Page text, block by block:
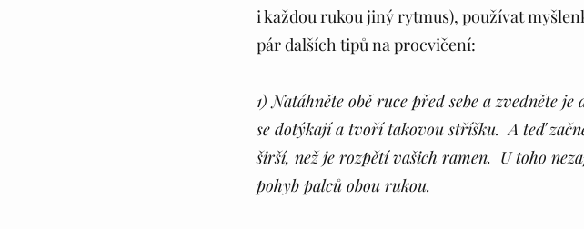
i každou rukou jiný rytmus), používat
pár dalších tipů na procvičení:
1) Natáhněte obě ruce před sebe a zvedněte
se dotýkají a tvoří takovou stříšku.  A teď
širší, než je rozpětí vašich ramen.  U toho
pohyb palců obou rukou.